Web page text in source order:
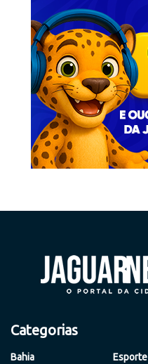
Categorias
Bahia Esporte